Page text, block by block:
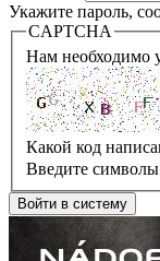
Укажите пароль,
CAPTCHA
Нам необходимо
Какой код
Введите символы